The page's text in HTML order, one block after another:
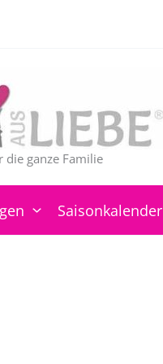
die ganze Familie
Saisonkalender